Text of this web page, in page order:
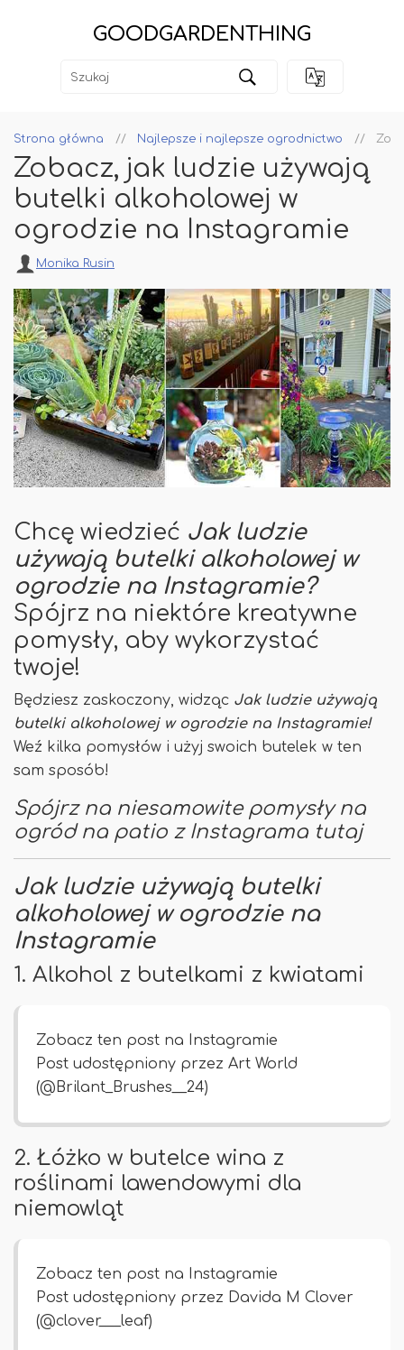
GOODGARDENTHING
Strona główna Najlepsze i najlepsze ogrodnictwo
Zobacz, jak ludzie używają
butelki alkoholowej w
ogrodzie na Instagramie
Monika Rusin
Chcę wiedzieć Jak ludzie
używają butelki alkoholowej w
ogrodzie na Instagramie?
Spójrz na niektóre kreatywne
pomysły, aby wykorzystać
twoje!
Będziesz zaskoczony, widząc Jak ludzie używają
butelki alkoholowej w ogrodzie na Instagramie!
Weź kilka pomysłów i użyj swoich butelek w ten
sam sposób!
Spójrz na niesamowite pomysły na
ogród na patio z Instagrama tutaj
Jak ludzie używają butelki
alkoholowej w ogrodzie na
Instagramie
1. Alkohol z butelkami z kwiatami
Zobacz ten post na Instagramie
Post udostępniony przez Art World
(@Brilant_Brushes__24)
2. Łóżko w butelce wina z
roślinami lawendowymi dla
niemowląt
Zobacz ten post na Instagramie
Post udostępniony przez Davida M Clover
(@clover___leaf)